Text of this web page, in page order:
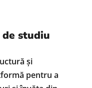
studiu
și
pentru a